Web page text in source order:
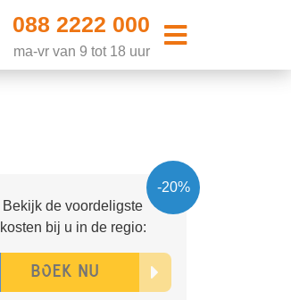
088 2222 000
ma-vr van 9 tot 18 uur
-20%
Bekijk de voordeligste
kosten bij u in de regio: